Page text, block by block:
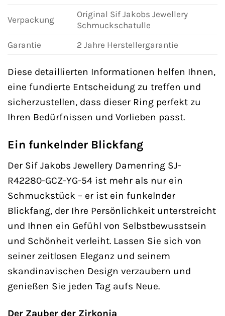
Verpackung
Original Sif Jakobs Jewellery
Schmuckschatulle
Garantie
2 Jahre Herstellergarantie
Diese detaillierten Informationen helfen Ihnen,
eine fundierte Entscheidung zu treffen und
sicherzustellen, dass dieser Ring perfekt zu
Ihren Bedürfnissen und Vorlieben passt.
Ein funkelnder Blickfang
Der Sif Jakobs Jewellery Damenring SJ-
R42280-GCZ-YG-54 ist mehr als nur ein
Schmuckstück – er ist ein funkelnder
Blickfang, der Ihre Persönlichkeit unterstreicht
und Ihnen ein Gefühl von Selbstbewusstsein
und Schönheit verleiht. Lassen Sie sich von
seiner zeitlosen Eleganz und seinem
skandinavischen Design verzaubern und
genießen Sie jeden Tag aufs Neue.
Der Zauber der Zirkonia